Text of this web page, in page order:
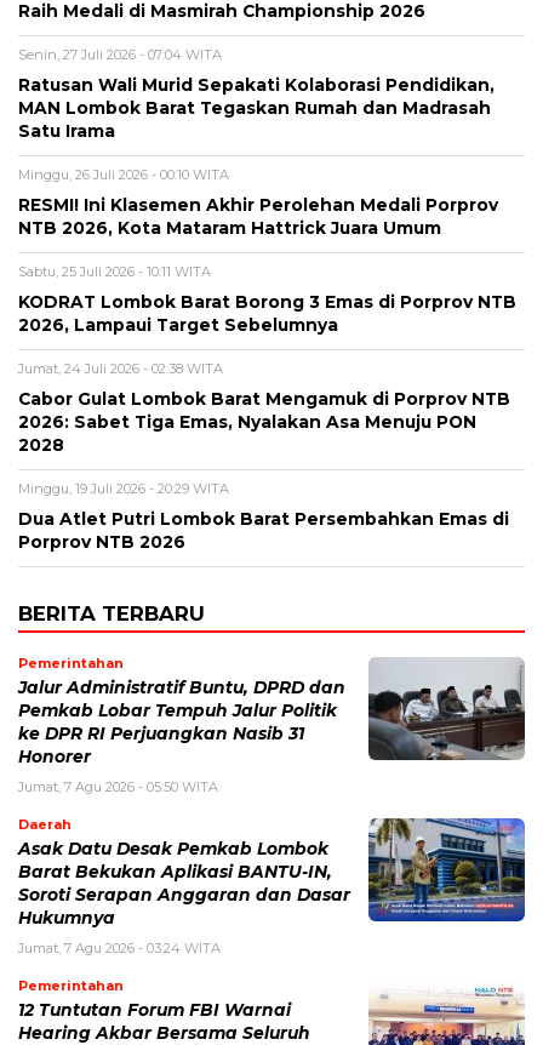
Raih Medali di Masmirah Championship 2026
Senin, 27 Juli 2026 - 07:04 WITA
Ratusan Wali Murid Sepakati Kolaborasi Pendidikan,
MAN Lombok Barat Tegaskan Rumah dan Madrasah
Satu Irama
Minggu, 26 Juli 2026 - 00:10 WITA
RESMI! Ini Klasemen Akhir Perolehan Medali Porprov
NTB 2026, Kota Mataram Hattrick Juara Umum
Sabtu, 25 Juli 2026 - 10:11 WITA
KODRAT Lombok Barat Borong 3 Emas di Porprov NTB
2026, Lampaui Target Sebelumnya
Jumat, 24 Juli 2026 - 02:38 WITA
Cabor Gulat Lombok Barat Mengamuk di Porprov NTB
2026: Sabet Tiga Emas, Nyalakan Asa Menuju PON
2028
Minggu, 19 Juli 2026 - 20:29 WITA
Dua Atlet Putri Lombok Barat Persembahkan Emas di
Porprov NTB 2026
BERITA TERBARU
Pemerintahan
Jalur Administratif Buntu, DPRD dan
Pemkab Lobar Tempuh Jalur Politik
ke DPR RI Perjuangkan Nasib 31
Honorer
Jumat, 7 Agu 2026 - 05:50 WITA
Daerah
Asak Datu Desak Pemkab Lombok
Barat Bekukan Aplikasi BANTU-IN,
Soroti Serapan Anggaran dan Dasar
Hukumnya
Jumat, 7 Agu 2026 - 03:24 WITA
Pemerintahan
12 Tuntutan Forum FBI Warnai
Hearing Akbar Bersama Seluruh